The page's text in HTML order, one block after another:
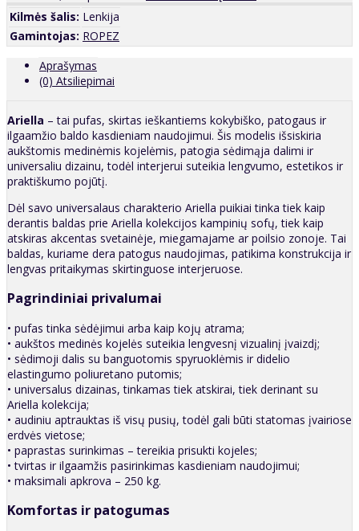
Kilmės šalis: Lenkija
Gamintojas: ROPEZ
Aprašymas
(0) Atsiliepimai
Ariella – tai pufas, skirtas ieškantiems kokybiško, patogaus ir
ilgaamžio baldo kasdieniam naudojimui. Šis modelis išsiskiria
aukštomis medinėmis kojelėmis, patogia sėdimąja dalimi ir
universaliu dizainu, todėl interjerui suteikia lengvumo, estetikos ir
praktiškumo pojūtį.
Dėl savo universalaus charakterio Ariella puikiai tinka tiek kaip
derantis baldas prie Ariella kolekcijos kampinių sofų, tiek kaip
atskiras akcentas svetainėje, miegamajame ar poilsio zonoje. Tai
baldas, kuriame dera patogus naudojimas, patikima konstrukcija ir
lengvas pritaikymas skirtinguose interjeruose.
Pagrindiniai privalumai
• pufas tinka sėdėjimui arba kaip kojų atrama;
• aukštos medinės kojelės suteikia lengvesnį vizualinį įvaizdį;
• sėdimoji dalis su banguotomis spyruoklėmis ir didelio
elastingumo poliuretano putomis;
• universalus dizainas, tinkamas tiek atskirai, tiek derinant su
Ariella kolekcija;
• audiniu aptrauktas iš visų pusių, todėl gali būti statomas įvairiose
erdvės vietose;
• paprastas surinkimas – tereikia prisukti kojeles;
• tvirtas ir ilgaamžis pasirinkimas kasdieniam naudojimui;
• maksimali apkrova – 250 kg.
Komfortas ir patogumas